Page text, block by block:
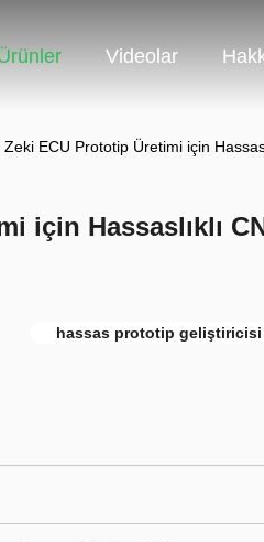
Videolar
Zeki ECU Prototip Üretimi için
için Hassaslıklı
hassas prototip geliştiricisi